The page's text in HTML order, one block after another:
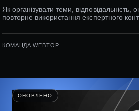
Як організувати теми, відповідальність,
повторне використання експертного
КОМАНДА WEBTOP
ОНОВЛЕНО